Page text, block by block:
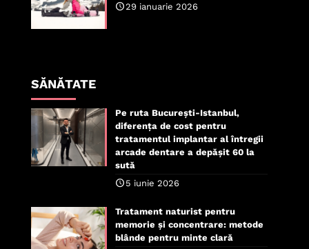
29 ianuarie 2026
SĂNĂTATE
Pe ruta București-Istanbul,
diferența de cost pentru
tratamentul implantar al întregii
arcade dentare a depășit 60 la
sută
5 iunie 2026
Tratament naturist pentru
memorie și concentrare: metode
blânde pentru minte clară